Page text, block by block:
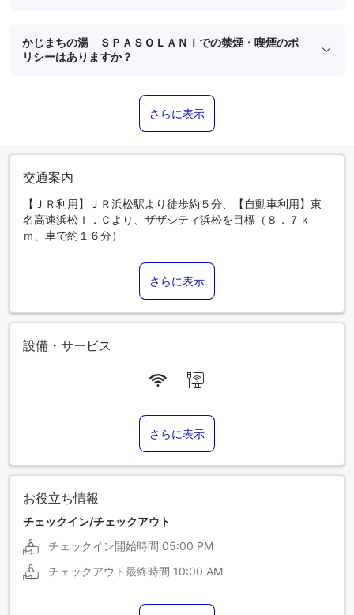
かじまちの湯 ＳＰＡＳＯＬＡＮＩでの禁煙・喫煙のポ
リシーはありますか？
さらに表示
交通案内
【ＪＲ利用】ＪＲ浜松駅より徒歩約５分、【自動車利用】東
名高速浜松Ｉ．Ｃより、ザザシティ浜松を目標（８．７ｋ
ｍ、車で約１６分）
さらに表示
設備・サービス
さらに表示
お役立ち情報
チェックイン/チェックアウト
チェックイン開始時間 05:00 PM
チェックアウト最終時間 10:00 AM